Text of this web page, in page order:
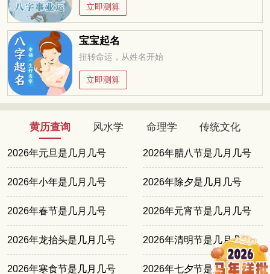
立即测算
宝宝起名
扭转命运，从姓名开始
立即测算
黄历查询 风水学 命理学 传统文化
2026年元旦是几月几号 2026年腊八节是几月几号
2026年小年是几月几号 2026年除夕是几月几号
2026年春节是几月几号 2026年元宵节是几月几号
2026年龙抬头是几月几号 2026年清明节是几月几号
2026年寒食节是几月几号 2026年七夕节是几月几号